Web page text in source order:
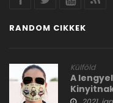
RANDOM CIKKEK
Külföld
A